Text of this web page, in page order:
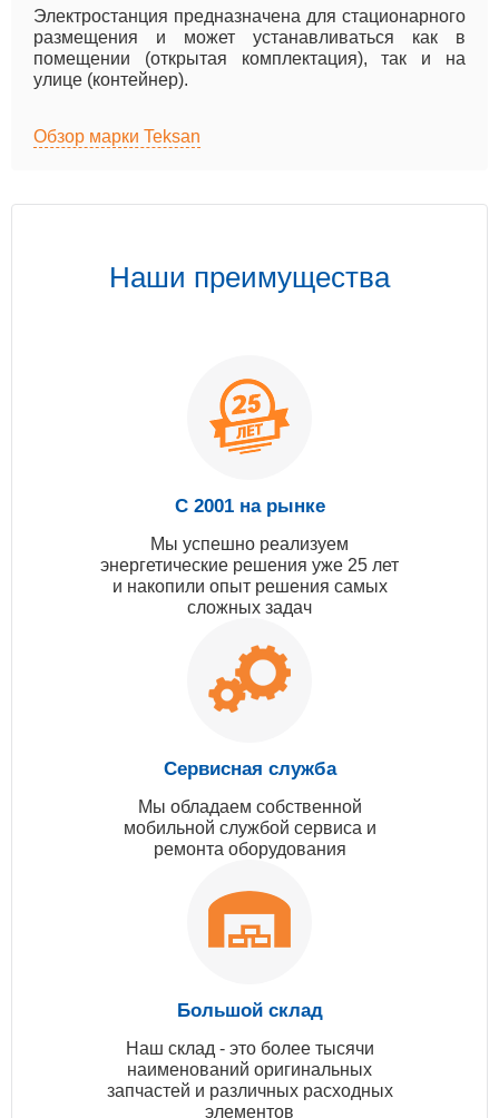
Электростанция предназначена для стационарного
размещения и может устанавливаться как в
помещении (открытая комплектация), так и на
улице (контейнер).
Обзор марки Teksan
Наши преимущества
С 2001 на рынке
Мы успешно реализуем
энергетические решения уже 25 лет
и накопили опыт решения самых
сложных задач
Сервисная служба
Мы обладаем собственной
мобильной службой сервиса и
ремонта оборудования
Большой склад
Наш склад - это более тысячи
наименований оригинальных
запчастей и различных расходных
элементов